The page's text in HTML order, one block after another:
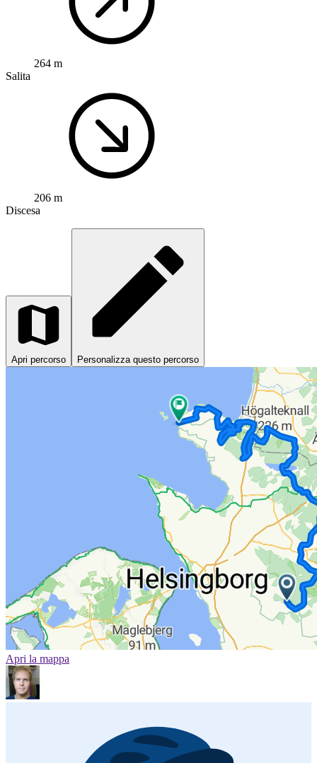
264 m
Salita
206 m
Discesa
Apri percorso Personalizza questo percorso
Apri la mappa